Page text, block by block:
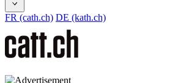
FR (cath.ch) DE (kath.ch)